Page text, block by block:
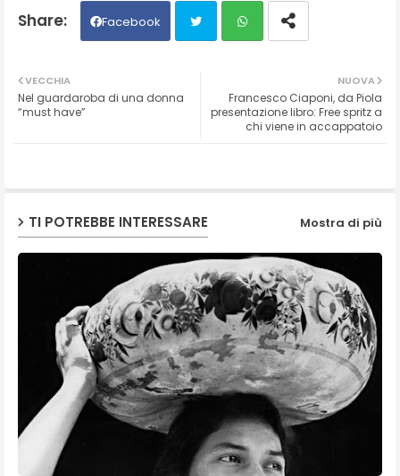
Facebook
ats
NUOVA
Francesco Ciaponi, da Piola
presentazione libro: Free spritz a
chi viene in accappatoio
VECCHIA
Nel guardaroba di una donna
“must have”
TI POTREBBE INTERESSARE Mostra di più